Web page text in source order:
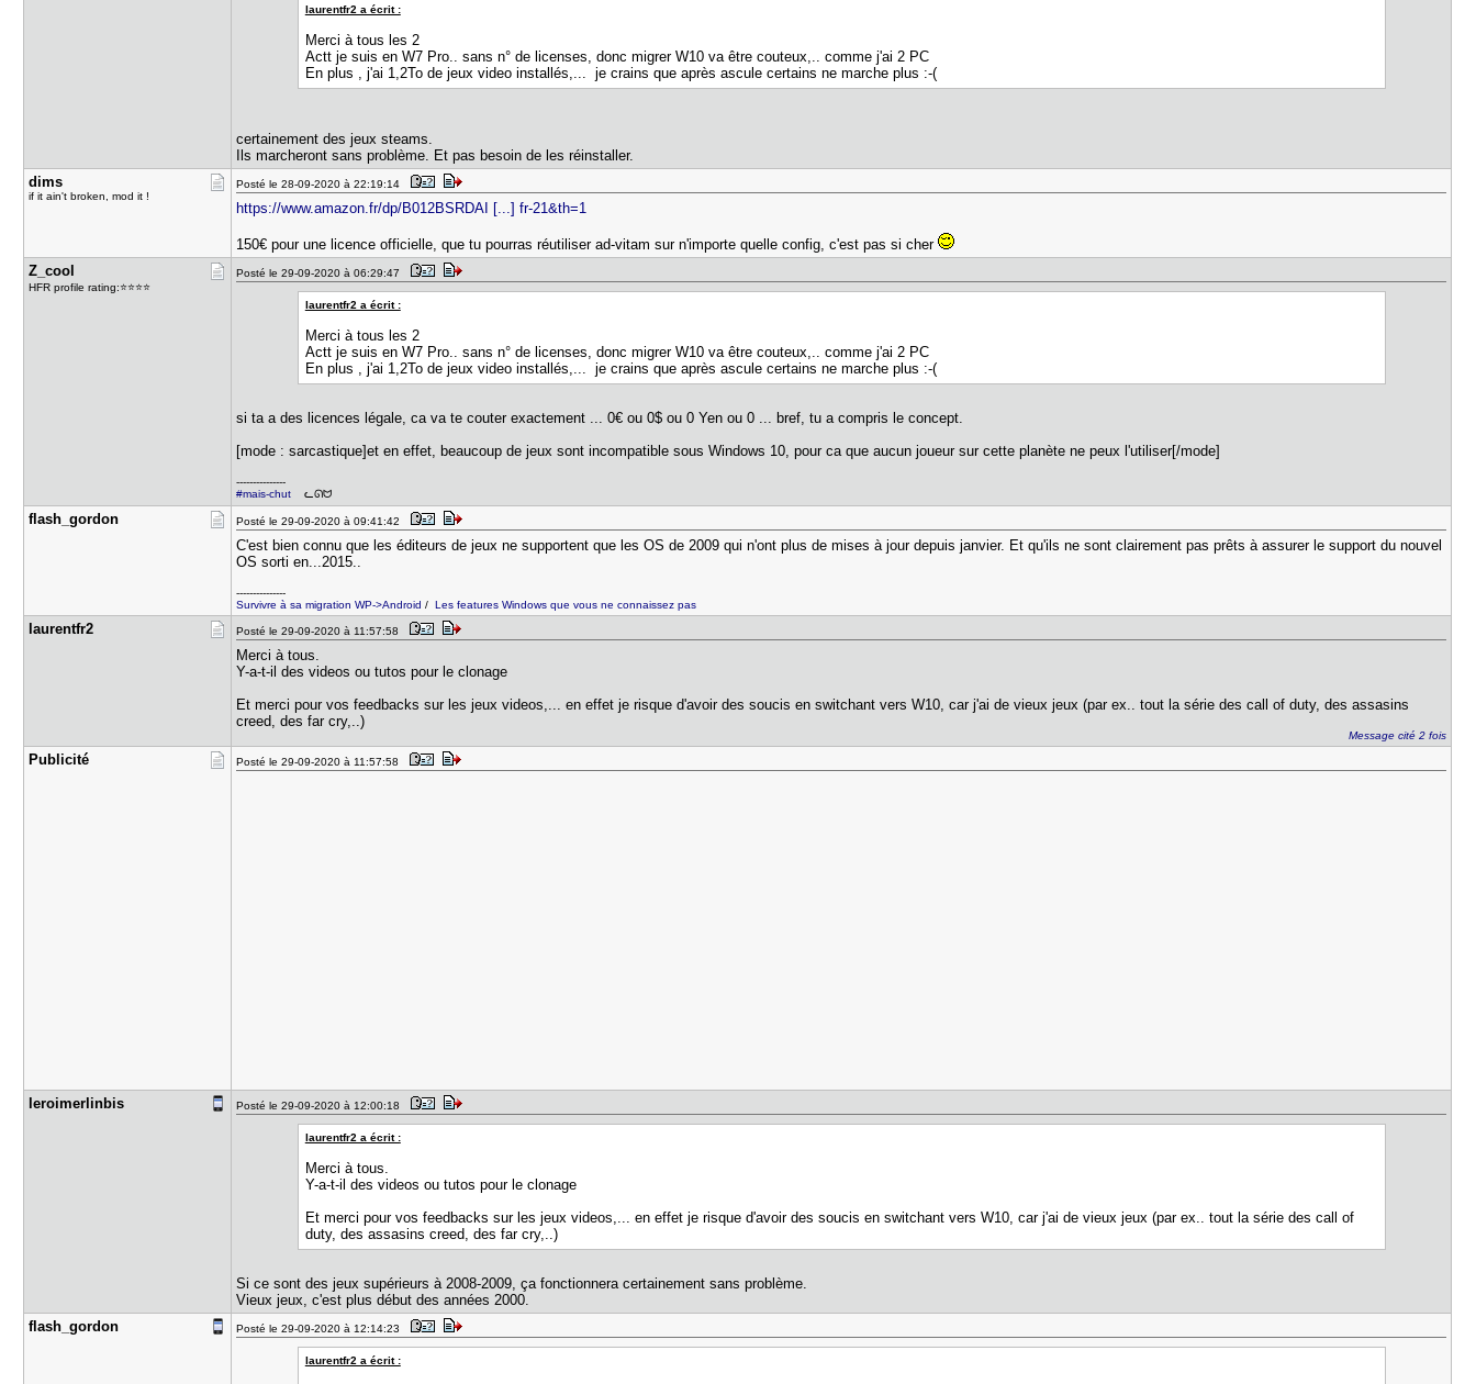
laurentfr2 a écrit :
Merci à tous les 2
Actt je suis en W7 Pro.. sans n° de licenses, donc migrer W10 va être couteux,.. comme j'ai 2 PC
En plus , j'ai 1,2To de jeux video installés,... je crains que après ascule certains ne marche plus :-(
certainement des jeux steams.
Ils marcheront sans problème. Et pas besoin de les réinstaller.
dims
if it ain't broken, mod it !
Posté le 28-09-2020 à 22:19:14
https://www.amazon.fr/dp/B012BSRDAI [...] fr-21&th=1
150€ pour une licence officielle, que tu pourras réutiliser ad-vitam sur n'importe quelle config, c'est pas si cher
Z_cool
HFR profile rating:⭐⭐⭐⭐
Posté le 29-09-2020 à 06:29:47
laurentfr2 a écrit :
Merci à tous les 2
Actt je suis en W7 Pro.. sans n° de licenses, donc migrer W10 va être couteux,.. comme j'ai 2 PC
En plus , j'ai 1,2To de jeux video installés,... je crains que après ascule certains ne marche plus :-(
si ta a des licences légale, ca va te couter exactement ... 0€ ou 0$ ou 0 Yen ou 0 ... bref, tu a compris le concept.
[mode : sarcastique]et en effet, beaucoup de jeux sont incompatible sous Windows 10, pour ca que aucun joueur sur cette planète ne peux l'utiliser[/mode]
---------------
#mais-chut ᓚᘏᗢ
flash_gord​on Posté le 29-09-2020 à 09:41:42
C'est bien connu que les éditeurs de jeux ne supportent que les OS de 2009 qui n'ont plus de mises à jour depuis janvier. Et qu'ils ne sont clairement pas prêts à assurer le support du nouvel
OS sorti en...2015..
---------------
Survivre à sa migration WP->Android /Les features Windows que vous ne connaissez pas
laurentfr2 Posté le 29-09-2020 à 11:57:58
Merci à tous.
Y-a-t-il des videos ou tutos pour le clonage
Et merci pour vos feedbacks sur les jeux videos,... en effet je risque d'avoir des soucis en switchant vers W10, car j'ai de vieux jeux (par ex.. tout la série des call of duty, des assasins
creed, des far cry,..)
Message cité 2 fois
Publicité Posté le 29-09-2020 à 11:57:58
leroimerli​nbis Posté le 29-09-2020 à 12:00:18
laurentfr2 a écrit :
Merci à tous.
Y-a-t-il des videos ou tutos pour le clonage
Et merci pour vos feedbacks sur les jeux videos,... en effet je risque d'avoir des soucis en switchant vers W10, car j'ai de vieux jeux (par ex.. tout la série des call of
duty, des assasins creed, des far cry,..)
Si ce sont des jeux supérieurs à 2008-2009, ça fonctionnera certainement sans problème.
Vieux jeux, c'est plus début des années 2000.
flash_gord​on
Posté le 29-09-2020 à 12:14:23
laurentfr2 a écrit :